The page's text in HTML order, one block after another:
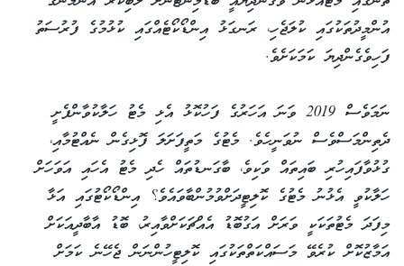
އުންމީދުތަކުގައި ކުލަޖެހި، ރަނގަޅު އިންޑޯކޯޓެއްގައި ކުޅުމުގެ ފުރުސަތު
ފަހިވެގެންދިޔަ ކަމަކަށެވެ.
ނަމަވެސް 2019 ވަނަ އަހަރުގެ ފަހުކޮޅު އެޅި މެޓު ހަލާކުވާންފެށީ
ދެތިންމަސްވެސް ނުވަނީހެވެ. މެޓުގެ މަތީފަށަލަ ފޮޅިގެން ނެއްޓުމާއި،
ގުޅުވާފައިހުރި ބައިތައް ވަކިވެ، ބާގަނޑުތައް ހެދި މެޓު އެހައި އަވަހަށް
ހަލާކުވީ އެޅުނު މެޓުގެ ކޮލިޓީދަށްވުމުންބާވައެވެ؟ އިންޑޯކޯޓުގައި އަޅާ
މިފަދަ މެޓުތަކަކީ ވަރަށް އަގުބޮޑު އެއްޗަކަށްވާއިރު، ބޮޑު އާބާދީއަކަށް
އަމާޒުކޮށް ކުރެވޭ މަސައްކަތްތަކުގައި ކޮލިޓީހުންނަން ޖެހޭނެ ކަމަށް